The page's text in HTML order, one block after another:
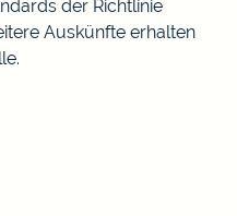
der Richtlinie
Auskünfte erhalten